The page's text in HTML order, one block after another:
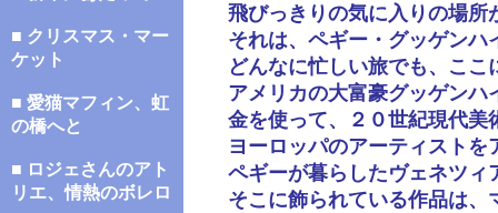
■ クリスマス・マー
ケット
■ 愛猫マフィン、虹
の橋へと
■ ロジェさんのアト
リエ、情熱のボレロ
飛びっきりの気に入りの場所
それは、ペギー・グッゲンハ
どんなに忙しい旅でも、こ
アメリカの大富豪グッゲン
金を使って、２０世紀現代美
ヨーロッパのアーティスト
ペギーが暮らしたヴェネツィ
そこに飾られている作品は